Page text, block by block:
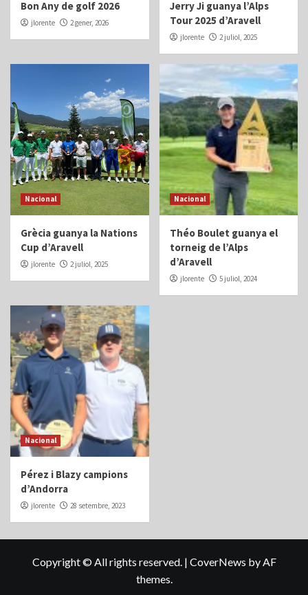
Bon Any de golf 2026
jlorente 2 gener, 2026
Jerry Ji guanya l’Alps
Tour 2025 d’Aravell
jlorente 2 juliol, 2025
Nacional
Grècia guanya la Nations
Cup d’Aravell
jlorente 2 juliol, 2025
Nacional
Théo Boulet guanya el
torneig de l’Alps
d’Aravell
jlorente 5 juliol, 2024
Nacional
Pérez i Blazy campions
d’Andorra
jlorente 28 setembre, 2023
Copyright © All rights reserved. | CoverNews by AF
themes.